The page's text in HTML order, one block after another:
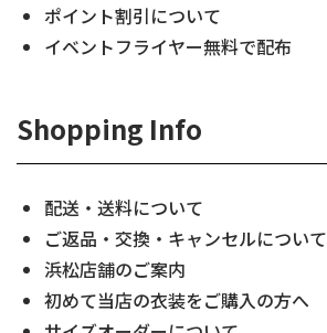
ポイント割引について
イベントフライヤー無料で配布
Shopping Info
配送・送料について
ご返品・交換・キャンセルについて
浜松店舗のご案内
初めて当店の衣装をご購入の方へ